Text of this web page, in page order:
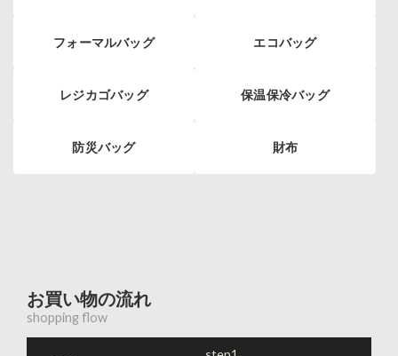
フォーマルバッグ エコバッグ
レジカゴバッグ 保温保冷バッグ
防災バッグ 財布
お買い物の流れ
shopping flow